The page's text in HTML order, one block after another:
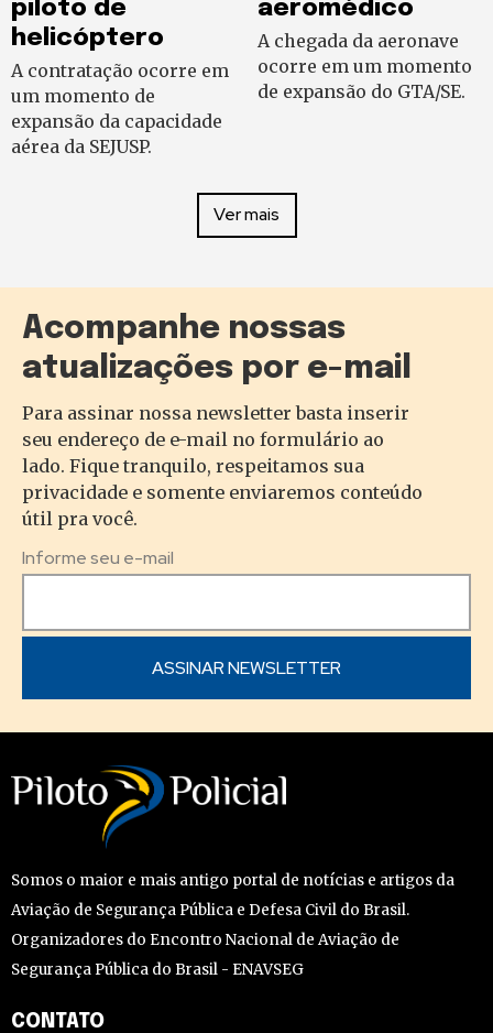
piloto de
helicóptero
A contratação ocorre em
um momento de
expansão da capacidade
aérea da SEJUSP.
aeromédico
A chegada da aeronave
ocorre em um momento
de expansão do GTA/SE.
Ver mais
Acompanhe nossas
atualizações por e-mail
Para assinar nossa newsletter basta inserir
seu endereço de e-mail no formulário ao
lado. Fique tranquilo, respeitamos sua
privacidade e somente enviaremos conteúdo
útil pra você.
Informe seu e-mail
Somos o maior e mais antigo portal de notícias e artigos da
Aviação de Segurança Pública e Defesa Civil do Brasil.
Organizadores do Encontro Nacional de Aviação de
Segurança Pública do Brasil - ENAVSEG
CONTATO